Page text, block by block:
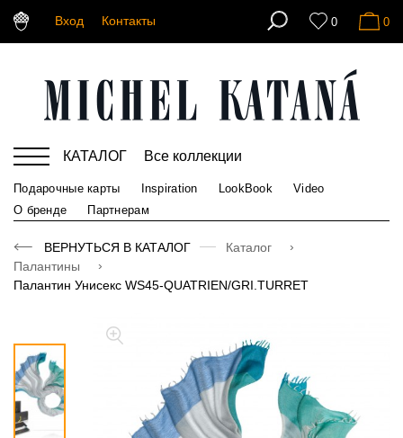
Вход Контакты 0 0
КАТАЛОГ Все коллекции
Подарочные карты Inspiration LookBook
Video
О бренде
Партнерам
ВЕРНУТЬСЯ В КАТАЛОГ
Каталог
Палантины
Палантин Унисекс WS45-QUATRIEN/GRI.TURRET